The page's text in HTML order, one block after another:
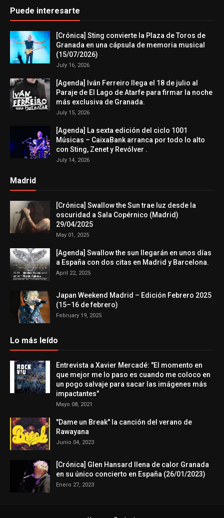
Puede interesarte
[Crónica] Sting convierte la Plaza de Toros de
Granada en una cápsula de memoria musical
(15/07/2026)
July 16, 2026
[Agenda] Iván Ferreiro llega el 18 de julio al
Paraje de El Lago de Atarfe para firmar la noche
más exclusiva de Granada.
July 15, 2026
[Agenda] La sexta edición del ciclo 1001
Músicas – CaixaBank arranca por todo lo alto
con Sting, Zenet y Revólver .
July 14, 2026
Madrid
[Crónica] Swallow the Sun trae luz desde la
oscuridad a Sala Copérnico (Madrid)
29/04/2025
May 01, 2025
[Agenda] Swallow the sun llegarán en unos días
a España con dos citas en Madrid y Barcelona.
April 22, 2025
Japan Weekend Madrid – Edición Febrero 2025
(15–16 de febrero)
February 19, 2025
Lo más leído
Entrevista a Xavier Mercadé: "El momento en
que mejor me lo paso es cuando me coloco en
un pogo salvaje para sacar las imágenes más
impactantes"
Mayo 08, 2021
"Dame un Break" la canción del verano de
Rawayana
Junio 04, 2023
[Crónica] Glen Hansard llena de calor Granada
en su único concierto en España (26/01/2023)
Enero 27, 2023